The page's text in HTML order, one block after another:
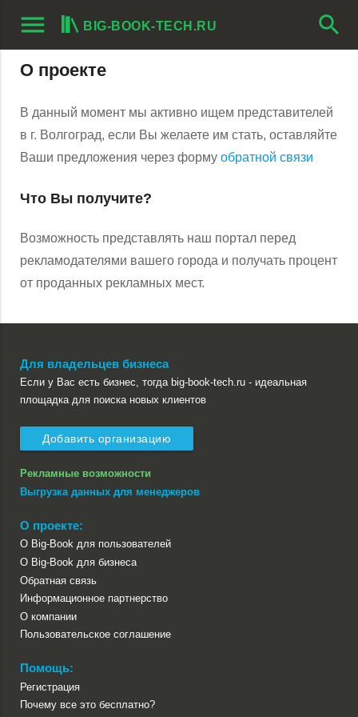
menu BIG-BOOK-TECH.RU search
О проекте
В данный момент мы активно ищем представителей
в г. Волгоград, если Вы желаете им стать, оставляйте
Ваши предложения через форму обратной связи
Что Вы получите?
Возможность представлять наш портал перед
рекламодателями вашего города и получать процент
от проданных рекламных мест.
Для владельцев бизнеса
Если у Вас есть бизнес, тогда big-book-tech.ru - идеальная
площадка для поиска новых клиентов
Добавить организацию
Рекламные возможности
Выгрузка данных для менеджеров
О проекте:
О Big-Book для пользователей
О Big-Book для бизнеса
Обратная связь
Информационное партнерство
О компании
Пользовательское соглашение
Помощь:
Регистрация
Почему все это бесплатно?